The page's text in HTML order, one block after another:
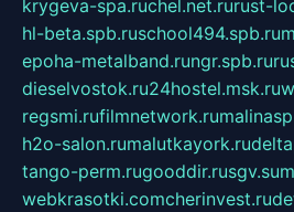
krygeva-spa.ruchel.net.rurust-
hl-beta.spb.ruschool494.spb.ru
epoha-metalband.rungr.spb.ru
dieselvostok.ru24hostel.msk.ru
regsmi.rufilmnetwork.ru
h2o-salon.rumalutkayork.ru
tango-perm.rugooddir.rusgv.su
webkrasotki.comcherinvest.ru